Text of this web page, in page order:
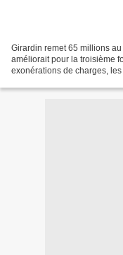
Girardin remet 65 millions
améliorait pour la troisième
exonérations de charges,